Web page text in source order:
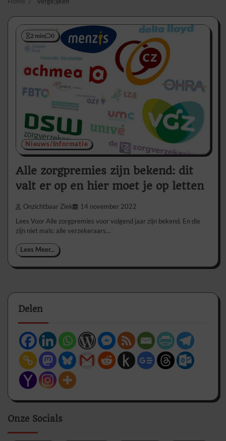
2 min 0
Nieuws/Informatie
Alle zorgpremies zijn bekend: dit
valt er op en hier moet je op letten
Onzichtbaar Ziek 14 november 2022
Lees Voor Alle zorgpremies voor volgend jaar zijn bekend. En die
zijn niet mals: alle verzekeraars…
Lees Meer...
Delen
Onze Socials